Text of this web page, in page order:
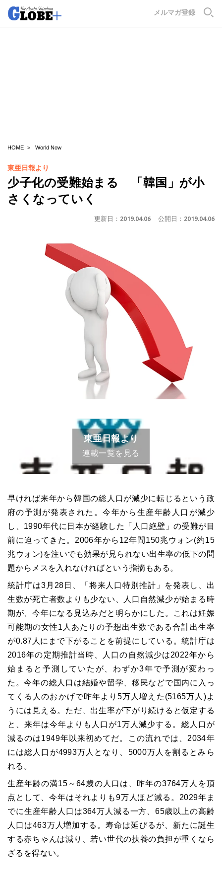
メルマガ登録
HOME World Now
東亜日報より
少子化の受難始まる 「韓国」が小
さくなっていく
更新日： 2019.04.06 公開日： 2019.04.06
東亜日報より
連載一覧を見る
早ければ来年から韓国の総人口が減少に転じるという政
府の予測が発表された。今年から生産年齢人口が減少
し、1990年代に日本が経験した「人口絶壁」の受難が目
前に迫ってきた。2006年から12年間150兆ウォン(約15
兆ウォン)を注いでも効果が見られない出生率の低下の問
題からメスを入れなければという指摘もある。
統計庁は3月28日、「将来人口特別推計」を発表し、出
生数が死亡者数よりも少ない、人口自然減少が始まる時
期が、今年になる見込みだと明らかにした。これは妊娠
可能期の女性1人あたりの予想出生数である合計出生率
が0.87人にまで下がることを前提にしている。統計庁は
2016年の定期推計当時、人口の自然減少は2022年から
始まると予測していたが、わずか3年で予測が変わっ
た。今年の総人口は結婚や留学、移民などで国内に入っ
てくる人のおかげで昨年より5万人増えた(5165万人)よ
うには見える。ただ、出生率が下がり続けると仮定する
と、来年は今年よりも人口が1万人減少する。総人口が
減るのは1949年以来初めてだ。この流れでは、2034年
には総人口が4993万人となり、5000万人を割るとみら
れる。
生産年齢の満15～64歳の人口は、昨年の3764万人を頂
点として、今年はそれよりも9万人ほど減る。2029年ま
でに生産年齢人口は364万人減る一方、65歳以上の高齢
人口は463万人増加する。寿命は延びるが、新たに誕生
する赤ちゃんは減り、若い世代の扶養の負担が重くなら
ざるを得ない。